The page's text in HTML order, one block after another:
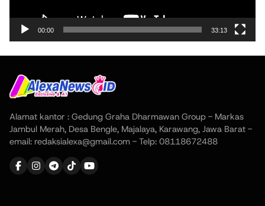
00:00 33:13
Alamat kantor : Gedung Graha Dharmawan Group - Markas
Jambul Merah, Desa Bengle, Majalaya, Karawang, Jawa Barat -
email: redaksialexa@gmail.com - Telp: 08118672488